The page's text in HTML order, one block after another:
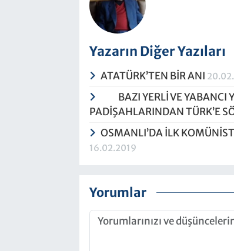
Yazarın Diğer Yazıları
ATATÜRK’TEN BİR ANI
BAZI YERLİ VE YABANCI
PADİŞAHLARINDAN TÜRK’E
OSMANLI’DA İLK
16.02.2019
Yorumlar